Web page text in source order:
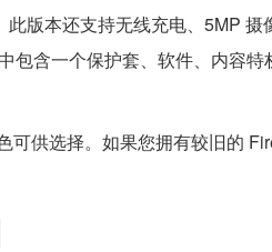
版本还支持无线充电、5MP 摄
包含一个保护套、软件、内容特
供选择。如果您拥有较旧的